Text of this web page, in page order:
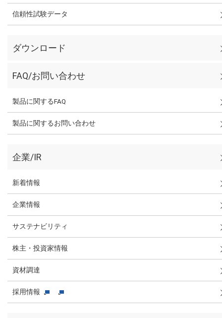
信頼性試験データ
ダウンロード
FAQ/お問い合わせ
製品に関するFAQ
製品に関するお問い合わせ
企業/IR
新着情報
企業情報
サステナビリティ
株主・投資家情報
資材調達
採用情報